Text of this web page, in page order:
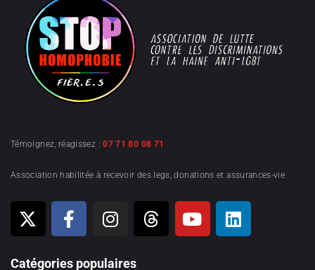
Témoignez, réagissez :07 71 80 08 71
Association habilitée à recevoir des legs, donations et assurances-vie
Catégories populaires